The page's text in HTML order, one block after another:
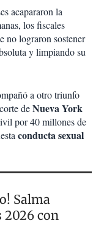
acapararon la
los fiscales
no lograron sostener
y limpiando su
a otro triunfo
deNueva York
por 40 millones de
conducta sexual
Salma
2026 con